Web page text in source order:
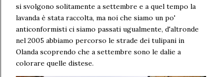
si svolgono solitamente a settembre e a quel tempo la
lavanda è stata raccolta, ma noi che siamo un po'
anticonformisti ci siamo passati ugualmente, d'altronde
nel 2005 abbiamo percorso le strade dei tulipani in
Olanda scoprendo che a settembre sono le dalie a
colorare quelle distese.